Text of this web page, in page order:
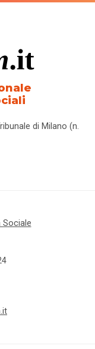
di Milano (n.
Sociale